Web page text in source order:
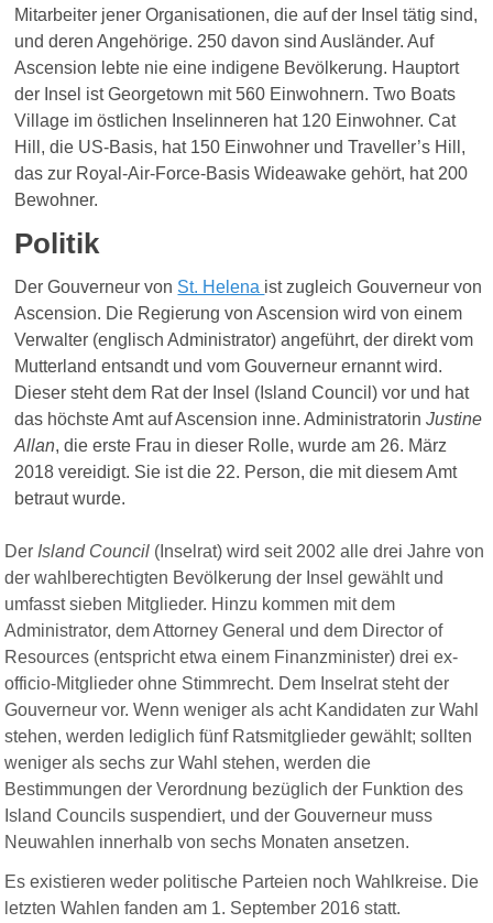
Mitarbeiter jener Organisationen, die auf der Insel tätig sind,
und deren Angehörige. 250 davon sind Ausländer. Auf
Ascension lebte nie eine indigene Bevölkerung. Hauptort
der Insel ist Georgetown mit 560 Einwohnern. Two Boats
Village im östlichen Inselinneren hat 120 Einwohner. Cat
Hill, die US-Basis, hat 150 Einwohner und Traveller’s Hill,
das zur Royal-Air-Force-Basis Wideawake gehört, hat 200
Bewohner.
Politik
Der Gouverneur von St. Helena ist zugleich Gouverneur von
Ascension. Die Regierung von Ascension wird von einem
Verwalter (englisch Administrator) angeführt, der direkt vom
Mutterland entsandt und vom Gouverneur ernannt wird.
Dieser steht dem Rat der Insel (Island Council) vor und hat
das höchste Amt auf Ascension inne. AdministratorinJustine
Allan, die erste Frau in dieser Rolle, wurde am 26. März
2018 vereidigt. Sie ist die 22. Person, die mit diesem Amt
betraut wurde.
Der Island Council (Inselrat) wird seit 2002 alle drei Jahre von
der wahlberechtigten Bevölkerung der Insel gewählt und
umfasst sieben Mitglieder. Hinzu kommen mit dem
Administrator, dem Attorney General und dem Director of
Resources (entspricht etwa einem Finanzminister) drei ex-
officio-Mitglieder ohne Stimmrecht. Dem Inselrat steht der
Gouverneur vor. Wenn weniger als acht Kandidaten zur Wahl
stehen, werden lediglich fünf Ratsmitglieder gewählt; sollten
weniger als sechs zur Wahl stehen, werden die
Bestimmungen der Verordnung bezüglich der Funktion des
Island Councils suspendiert, und der Gouverneur muss
Neuwahlen innerhalb von sechs Monaten ansetzen.
Es existieren weder politische Parteien noch Wahlkreise. Die
letzten Wahlen fanden am 1. September 2016 statt.